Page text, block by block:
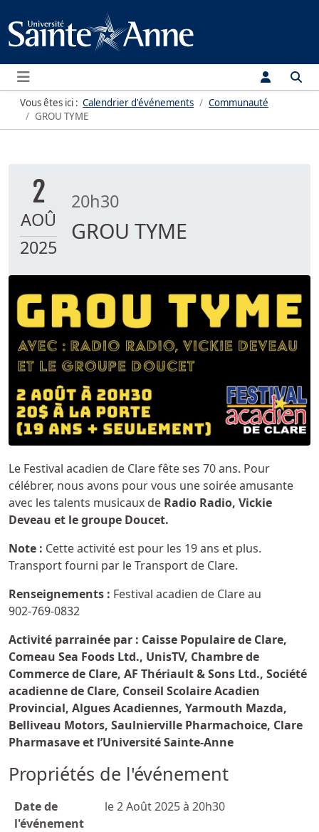
Menu
Vous êtes ici : Calendrier d'événements
Communauté
GROU TYME
2
AOÛ
2025
20h30
GROU TYME
Le Festival acadien de Clare fête ses 70 ans. Pour
célébrer, nous avons pour vous une soirée amusante
avec les talents musicaux de Radio Radio, Vickie
Deveau et le groupe Doucet.
Note : Cette activité est pour les 19 ans et plus.
Transport fourni par le Transport de Clare.
Renseignements : Festival acadien de Clare au
902-769-0832
Activité parrainée par : Caisse Populaire de Clare,
Comeau Sea Foods Ltd., UnisTV, Chambre de
Commerce de Clare, AF Thériault & Sons Ltd., Société
acadienne de Clare, Conseil Scolaire Acadien
Provincial, Algues Acadiennes, Yarmouth Mazda,
Belliveau Motors, Saulnierville Pharmachoice, Clare
Pharmasave et l’Université Sainte-Anne
Propriétés de l'événement
Date de
l'événement
le 2 Août 2025 à 20h30